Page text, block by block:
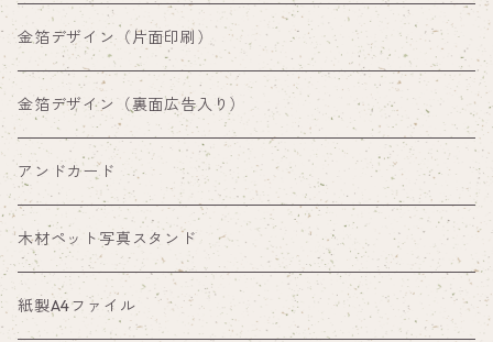
両面印刷（裏面通常デザイン）
両面印刷（裏面広告入り）
金箔デザイン（片面印刷）
金箔デザイン（裏面広告入り）
アンドカード
木材ペット写真スタンド
紙製A4ファイル